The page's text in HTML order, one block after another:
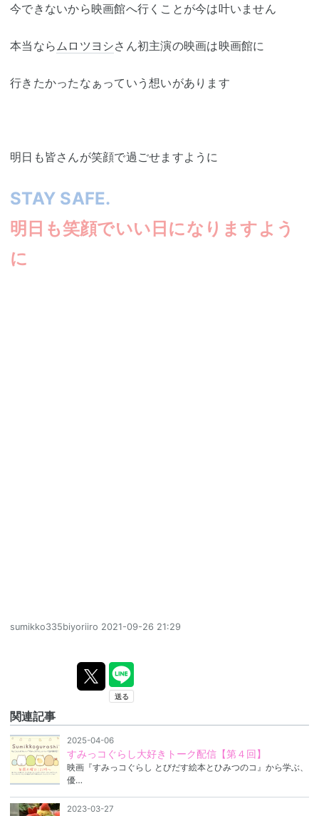
今できないから映画館へ行くことが今は叶いません
本当なら ムロツヨシさん初主演の映画は映画館に
行きたかったなぁっていう想いがあります
明日も皆さんが笑顔で過ごせますように
STAY SAFE.
明日も笑顔でいい日になりますよう
に
sumikko335biyoriiro 2021-09-26 21:29
関連記事
2025-04-06
すみっコぐらし大好きトーク配信【第４回】
映画『すみっコぐらし とびだす絵本とひみつのコ』から学ぶ、
優…
2023-03-27